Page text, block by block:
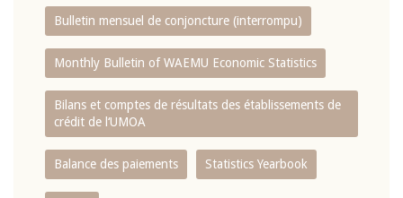
Bulletin mensuel de conjoncture (interrompu)
Monthly Bulletin of WAEMU Economic Statistics
Bilans et comptes de résultats des établissements de
crédit de l‘UMOA
Balance des paiements Statistics Yearbook